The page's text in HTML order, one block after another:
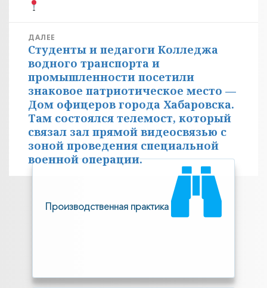
ДАЛЕЕ
Следующая
запись:
Студенты и педагоги Колледжа
водного транспорта и
промышленности посетили
знаковое патриотическое место —
Дом офицеров города Хабаровска.
Там состоялся телемост, который
связал зал прямой видеосвязью с
зоной проведения специальной
военной операции.
Производственная практика